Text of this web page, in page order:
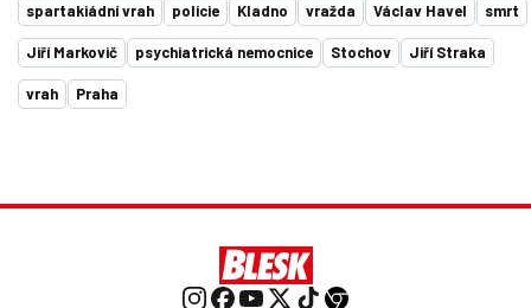
spartakiádní vrah policie Kladno vražda Václav Havel smrt
Jiří Markovič psychiatrická nemocnice Stochov Jiří Straka
vrah Praha